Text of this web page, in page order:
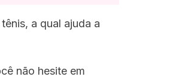
a qual ajuda a
não hesite em